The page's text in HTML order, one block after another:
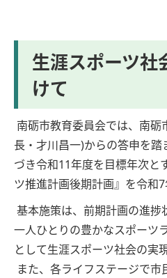
生涯スポーツ社
けて
南砺市教育委員会では、南
長・才川昌一)からの答申を
づき令和11年度を目標年次と
ツ推進計画後期計画』を令和7
基本施策は、前期計画の進
一人ひとりの豊かなスポーツ
として生涯スポーツ社会の実
また、各ライフステージで